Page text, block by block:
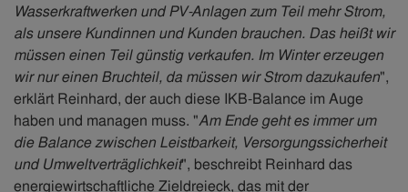
Wasserkraftwerken und PV-Anlagen zum Teil mehr Strom,
als unsere Kundinnen und Kunden brauchen. Das heißt wir
müssen einen Teil günstig verkaufen. Im Winter erzeugen
wir nur einen Bruchteil, da müssen wir Strom dazukaufen",
erklärt Reinhard, der auch diese IKB-Balance im Auge
haben und managen muss. "Am Ende geht es immer um
die Balance zwischen Leistbarkeit, Versorgungssicherheit
und Umweltverträglichkeit", beschreibt Reinhard das
energiewirtschaftliche Zieldreieck, das mit der